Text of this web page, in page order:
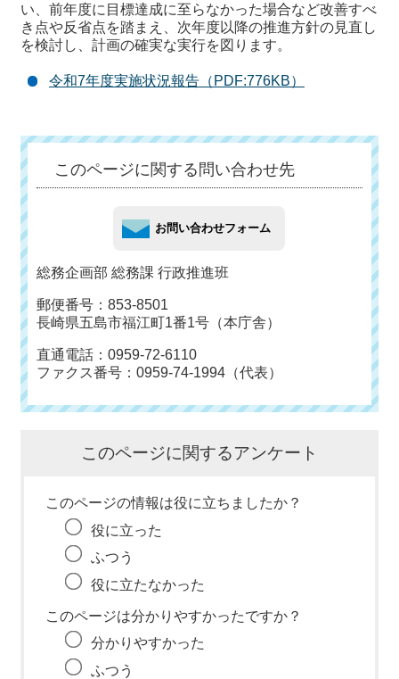
い、前年度に目標達成に至らなかった場合など改善すべ
き点や反省点を踏まえ、次年度以降の推進方針の見直し
を検討し、計画の確実な実行を図ります。
令和7年度実施状況報告（PDF:776KB）
このページに関する問い合わせ先
総務企画部 総務課 行政推進班
郵便番号：853-8501
長崎県五島市福江町1番1号（本庁舎）
直通電話：0959-72-6110
ファクス番号：0959-74-1994（代表）
このページに関するアンケート
このページの情報は役に立ちましたか？
役に立った
ふつう
役に立たなかった
このページは分かりやすかったですか？
分かりやすかった
ふつう